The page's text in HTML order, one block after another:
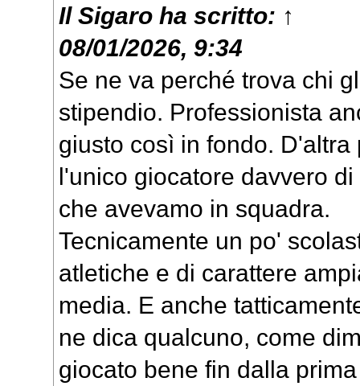
Il Sigaro ha scritto: ↑
08/01/2026, 9:34
Se ne va perché trova chi
stipendio. Professionista
giusto così in fondo.
l'unico giocatore davvero
che avevamo in squadra.
Tecnicamente un po'
atletiche e di carattere
media. E anche
ne dica qualcuno, come
giocato bene fin dalla